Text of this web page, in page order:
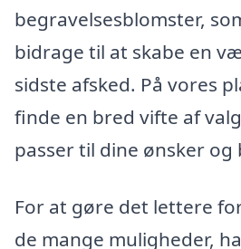
begravelsesblomster,
bidrage til at skabe en
sidste afsked. På vores
finde en bred vifte af
passer til dine ønsker og
For at gøre det lettere
de mange muligheder,